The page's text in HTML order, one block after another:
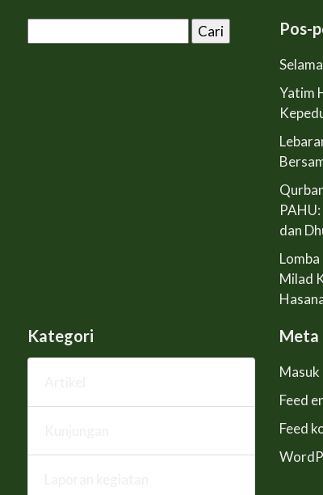
untuk:
Pos-
Yatim
dan
Milad
Kategori Meta
Masuk
Feed
Feed